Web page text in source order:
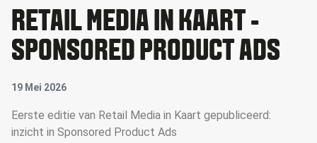
RETAIL MEDIA IN KAART -
SPONSORED PRODUCT ADS
19 Mei 2026
Eerste editie van Retail Media in Kaart gepubliceerd:
inzicht in Sponsored Product Ads